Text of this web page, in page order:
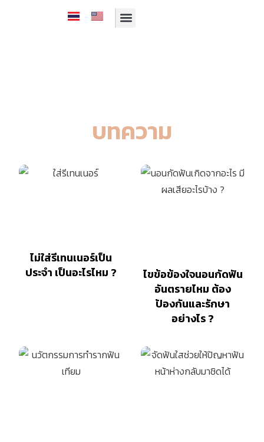
บทความ
ไม่ใส่รีเทนเนอร์เป็น
ประจำ เป็นอะไรไหม ?
ไขข้อข้องใจนอนกัดฟัน
อันตรายไหม ต้อง
ป้องกันและรักษา
อย่างไร ?